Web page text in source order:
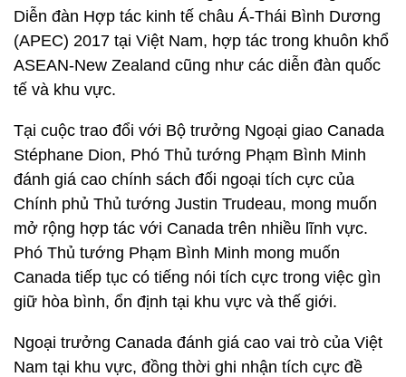
Diễn đàn Hợp tác kinh tế châu Á-Thái Bình Dương
(APEC) 2017 tại Việt Nam, hợp tác trong khuôn khổ
ASEAN-New Zealand cũng như các diễn đàn quốc
tế và khu vực.
Tại cuộc trao đổi với Bộ trưởng Ngoại giao Canada
Stéphane Dion, Phó Thủ tướng Phạm Bình Minh
đánh giá cao chính sách đối ngoại tích cực của
Chính phủ Thủ tướng Justin Trudeau, mong muốn
mở rộng hợp tác với Canada trên nhiều lĩnh vực.
Phó Thủ tướng Phạm Bình Minh mong muốn
Canada tiếp tục có tiếng nói tích cực trong việc gìn
giữ hòa bình, ổn định tại khu vực và thế giới.
Ngoại trưởng Canada đánh giá cao vai trò của Việt
Nam tại khu vực, đồng thời ghi nhận tích cực đề